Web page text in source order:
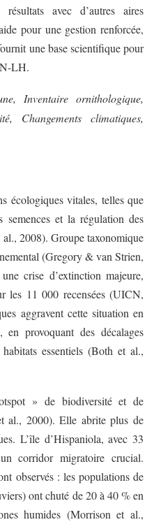
avec d’autres aires
pour une gestion renforcée,
une base scientifique pour
LH.
Inventaire ornithologique,
Changements climatiques,
écologiques vitales, telles que
et la régulation des
2008). Groupe taxonomique
(Gregory & van Strien,
crise d’extinction majeure,
les 11 000 recensées (UICN,
aggravent cette situation en
provoquant des décalages
essentiels (Both et al.,
» de biodiversité et de
al., 2000). Elle abrite plus de
L’île d’Hispaniola, avec 33
corridor migratoire crucial.
observés : les populations de
ont chuté de 20 à 40 % en
humides (Morrison et al.,